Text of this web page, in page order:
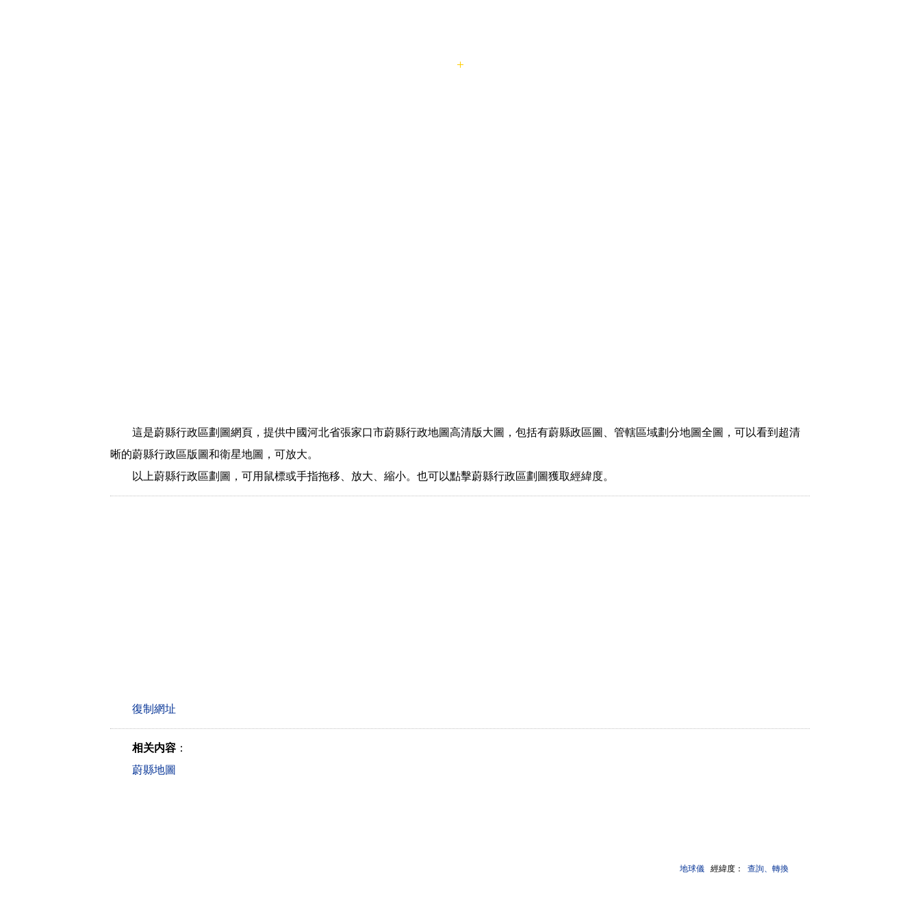
地球儀 經緯度： 查詢、轉換
這是蔚縣行政區劃圖網頁，提供中國河北省張家口市蔚縣行政地圖高清版大圖，包括有蔚縣政區圖、管轄區域劃分地圖全圖，可以看到超清
晰的蔚縣行政區版圖和衛星地圖，可放大。
以上蔚縣行政區劃圖，可用鼠標或手指拖移、放大、縮小。也可以點擊蔚縣行政區劃圖獲取經緯度。
相关内容 ：
蔚縣地圖